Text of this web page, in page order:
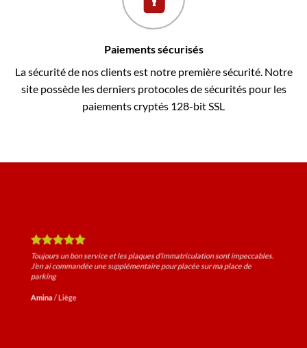
Paiements sécurisés
La sécurité de nos clients est notre première sécurité. Notre
site possède les derniers protocoles de sécurités pour les
paiements cryptés 128-bit SSL
impeccables.
Super service et super qualité. En plus le service après